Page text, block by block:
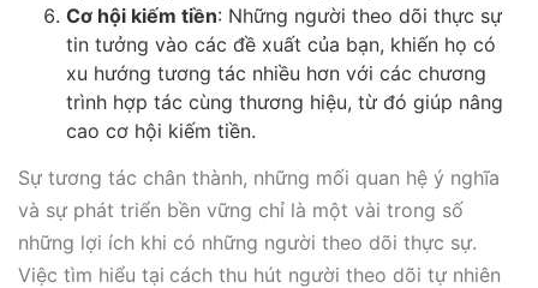
Cơ hội kiếm tiền: Những người theo dõi thực sự
tin tưởng vào các đề xuất của bạn, khiến họ có
xu hướng tương tác nhiều hơn với các chương
trình hợp tác cùng thương hiệu, từ đó giúp nâng
cao cơ hội kiếm tiền.
Sự tương tác chân thành, những mối quan hệ ý nghĩa
và sự phát triển bền vững chỉ là một vài trong số
những lợi ích khi có những người theo dõi thực sự.
Việc tìm hiểu tại cách thu hút người theo dõi tự nhiên